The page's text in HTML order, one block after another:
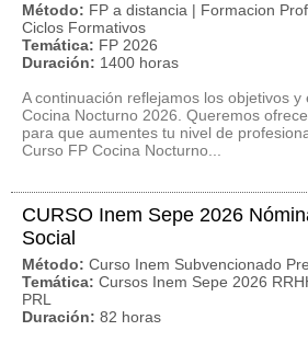
Método: FP a distancia | Formacion
Ciclos Formativos
Temática: FP 2026
Duración: 1400 horas
A continuación reflejamos los objetivos y
Cocina Nocturno 2026. Queremos
para que aumentes tu nivel de
Curso FP Cocina Nocturno...
CURSO Inem Sepe 2026
Social
Método: Curso Inem Subvencionado
Temática: Cursos Inem Sepe 2026
PRL
Duración: 82 horas